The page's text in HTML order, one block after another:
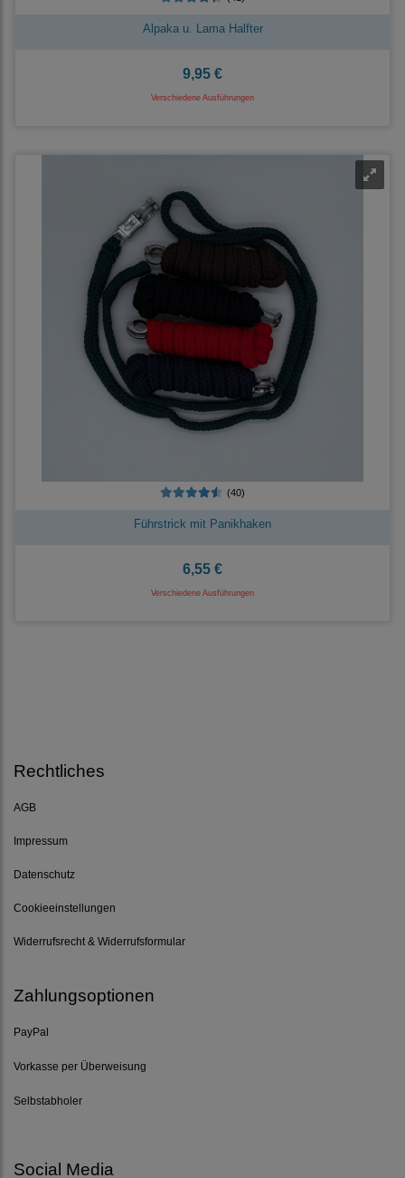
Alpaka u. Lama Halfter
9,95 €
Verschiedene Ausführungen
(40)
Führstrick mit Panikhaken
6,55 €
Verschiedene Ausführungen
Rechtliches
AGB
Impressum
Datenschutz
Cookieeinstellungen
Widerrufsrecht & Widerrufsformular
Zahlungsoptionen
PayPal
Vorkasse per Überweisung
Selbstabholer
Social Media